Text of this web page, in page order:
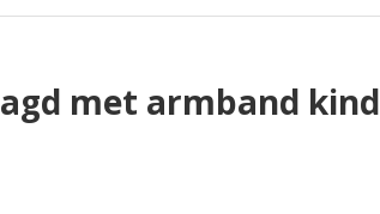
met armband kind